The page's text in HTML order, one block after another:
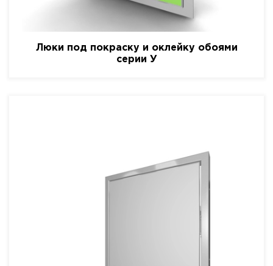
Люки под покраску и оклейку обоями
серии У